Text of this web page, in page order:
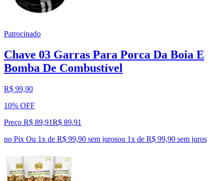
Patrocinado
Chave 03 Garras Para Porca Da Boia E
Bomba De Combustível
R$ 99,90
10% OFF
Preço R$ 89,91R$ 89,91
no Pix Ou 1x de R$ 99,90 sem jurosou 1x de R$ 99,90 sem juros